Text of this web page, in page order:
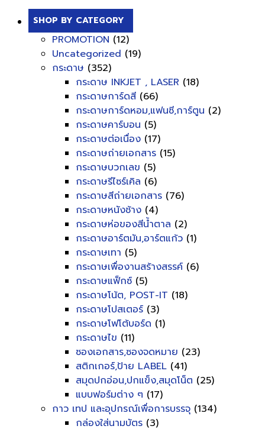
SHOP BY CATEGORY
PROMOTION (12)
Uncategorized (19)
กระดาษ (352)
กระดาษ INKJET , LASER (18)
กระดาษการ์ดสี (66)
กระดาษการ์ดหอม,แฟนซี,การ์ตูน (2)
กระดาษคาร์บอน (5)
กระดาษต่อเนื่อง (17)
กระดาษถ่ายเอกสาร (15)
กระดาษบวกเลข (5)
กระดาษรีไซร์เคิล (6)
กระดาษสีถ่ายเอกสาร (76)
กระดาษหนังช้าง (4)
กระดาษห่อของสีน้ำตาล (2)
กระดาษอาร์ตมัน,อาร์ตแก้ว (1)
กระดาษเทา (5)
กระดาษเพื่องานสร้างสรรค์ (6)
กระดาษแฟ็กซ์ (5)
กระดาษโน้ต, POST-IT (18)
กระดาษโปสเตอร์ (3)
กระดาษโฟโต้บอร์ด (1)
กระดาษไข (11)
ซองเอกสาร,ซองจดหมาย (23)
สติกเกอร์,ป้าย LABEL (41)
สมุดปกอ่อน,ปกแข็ง,สมุดโน็ต (25)
แบบฟอร์มต่าง ๆ (17)
กาว เทป และอุปกรณ์เพื่อการบรรจุ (134)
กล่องใส่นามบัตร (3)